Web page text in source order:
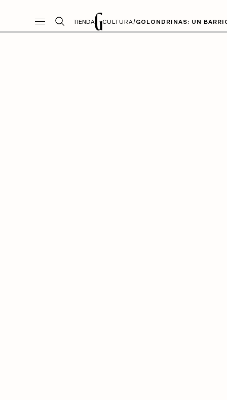
TIENDA CULTURA/GOLONDRINAS: UN